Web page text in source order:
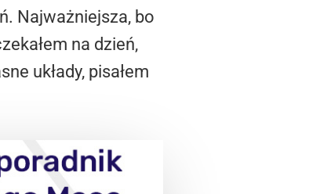
Najważniejsza, bo
na dzień,
układy, pisałem